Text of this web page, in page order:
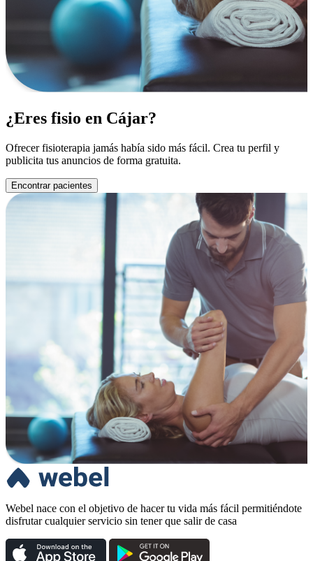
¿Eres fisio en Cájar?
Ofrecer fisioterapia jamás había sido más fácil. Crea tu perfil y
publicita tus anuncios de forma gratuita.
Encontrar pacientes
Webel nace con el objetivo de hacer tu vida más fácil permitiéndote
disfrutar cualquier servicio sin tener que salir de casa